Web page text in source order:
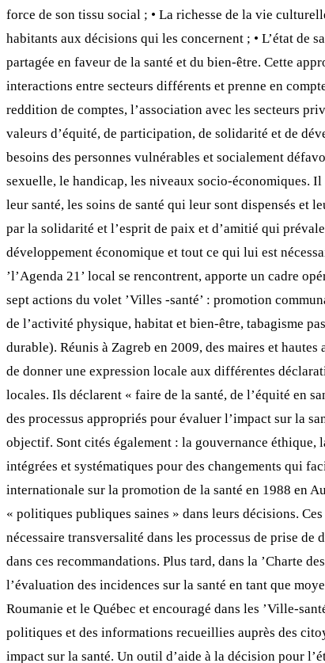
force de son tissu social ; • La richesse de la vie
habitants aux décisions qui les concernent ; • L’état de
partagée en faveur de la santé et du bien-être. Cette
interactions entre secteurs différents et prenne en
reddition de comptes, l’association avec les secteurs
valeurs d’équité, de participation, de solidarité et de
besoins des personnes vulnérables et socialement
sexuelle, le handicap, les niveaux socio-économiques.
leur santé, les soins de santé qui leur sont dispensés et
par la solidarité et l’esprit de paix et d’amitié qui
développement économique et tout ce qui lui est
’l’Agenda 21’ local se rencontrent, apporte un cadre
sept actions du volet ’Villes -santé’ : promotion
de l’activité physique, habitat et bien-être, tabagisme
durable). Réunis à Zagreb en 2009, des maires et
de donner une expression locale aux différentes
locales. Ils déclarent « faire de la santé, de l’équité en
des processus appropriés pour évaluer l’impact sur la
objectif. Sont cités également : la gouvernance éthique,
intégrées et systématiques pour des changements qui
internationale sur la promotion de la santé en 1988 en
« politiques publiques saines » dans leurs décisions.
nécessaire transversalité dans les processus de prise
dans ces recommandations. Plus tard, dans la ’Charte
l’évaluation des incidences sur la santé en tant que
Roumanie et le Québec et encouragé dans les ’Ville-
politiques et des informations recueillies auprès des
impact sur la santé. Un outil d’aide à la décision pour